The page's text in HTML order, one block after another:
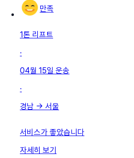
만족
1톤 리프트
·
04월 15일 운송
·
경남 → 서울
서비스가 좋았습니다
자세히 보기